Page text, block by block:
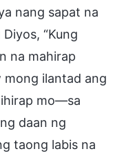
nang sapat na
“Kung
na mahirap
mong ilantad ang
mo—sa
daan ng
taong labis na